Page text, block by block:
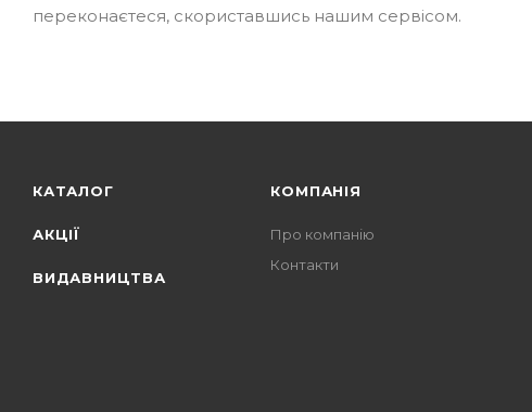
переконаєтеся, скориставшись нашим сервісом.
КАТАЛОГ
АКЦІЇ
ВИДАВНИЦТВА
КОМПАНІЯ
Про компанію
Контакти